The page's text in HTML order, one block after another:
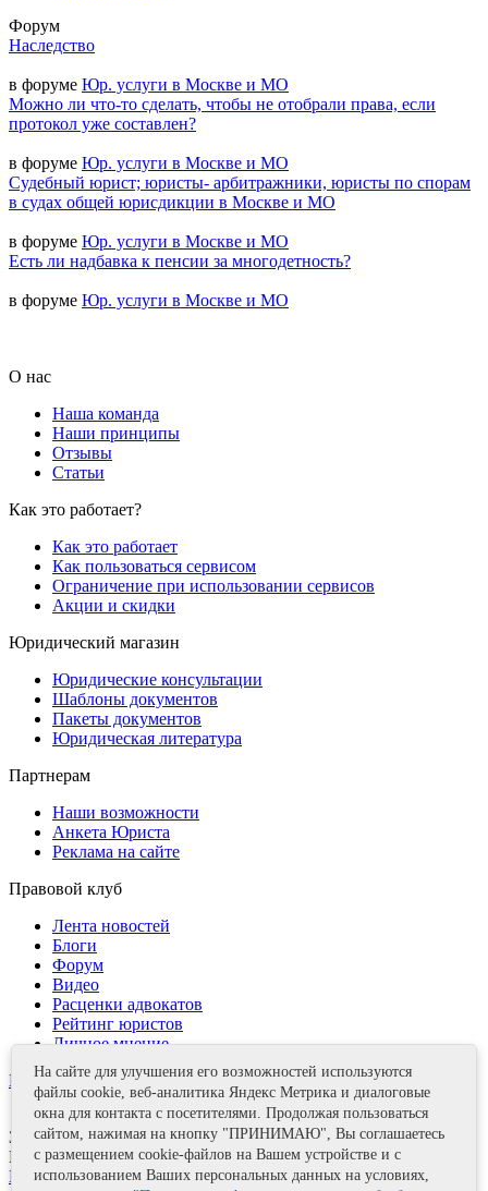
Форум
Наследство
в форуме Юр. услуги в Москве и МО
Можно ли что-то сделать, чтобы не отобрали права, если
протокол уже составлен?
в форуме Юр. услуги в Москве и МО
Судебный юрист; юристы- арбитражники, юристы по спорам
в судах общей юрисдикции в Москве и МО
в форуме Юр. услуги в Москве и МО
Есть ли надбавка к пенсии за многодетность?
в форуме Юр. услуги в Москве и МО
О нас
Наша команда
Наши принципы
Отзывы
Статьи
Как это работает?
Как это работает
Как пользоваться сервисом
Ограничение при использовании сервисов
Акции и скидки
Юридический магазин
Юридические консультации
Шаблоны документов
Пакеты документов
Юридическая литература
Партнерам
Наши возможности
Анкета Юриста
Реклама на сайте
Правовой клуб
Лента новостей
Блоги
Форум
Видео
Расценки адвокатов
Рейтинг юристов
Личное мнение
Контакты
Задать вопрос
Поделиться
Политика информационной безопасности Правила
На сайте для улучшения его возможностей используются
файлы cookie, веб-аналитика Яндекс Метрика и диалоговые
окна для контакта с посетителями. Продолжая пользоваться
сайтом, нажимая на кнопку "ПРИНИМАЮ", Вы соглашаетесь
с размещением cookie-файлов на Вашем устройстве и с
использованием Ваших персональных данных на условиях,